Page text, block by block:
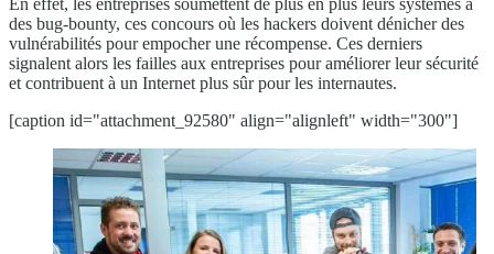
En effet, les entreprises soumettent de plus en plus leurs systèmes à
des bug-bounty, ces concours où les hackers doivent dénicher des
vulnérabilités pour empocher une récompense. Ces derniers
signalent alors les failles aux entreprises pour améliorer leur sécurité
et contribuent à un Internet plus sûr pour les internautes.
[caption id="attachment_92580" align="alignleft" width="300"]